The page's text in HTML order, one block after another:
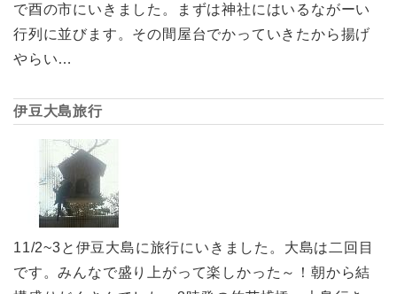
で酉の市にいきました。まずは神社にはいるながーい
行列に並びます。その間屋台でかっていきたから揚げ
やらい…
伊豆大島旅行
11/2~3と伊豆大島に旅行にいきました。大島は二回目
です。みんなで盛り上がって楽しかった～！朝から結